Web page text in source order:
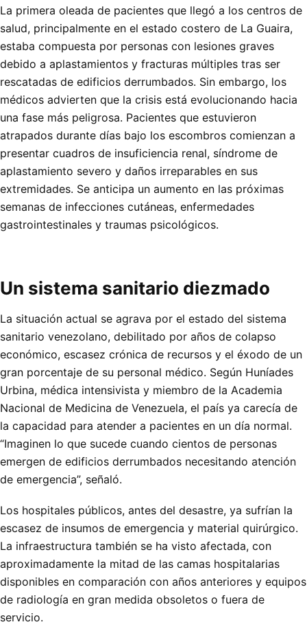
La primera oleada de pacientes que llegó a los centros de
salud, principalmente en el estado costero de La Guaira,
estaba compuesta por personas con lesiones graves
debido a aplastamientos y fracturas múltiples tras ser
rescatadas de edificios derrumbados. Sin embargo, los
médicos advierten que la crisis está evolucionando hacia
una fase más peligrosa. Pacientes que estuvieron
atrapados durante días bajo los escombros comienzan a
presentar cuadros de insuficiencia renal, síndrome de
aplastamiento severo y daños irreparables en sus
extremidades. Se anticipa un aumento en las próximas
semanas de infecciones cutáneas, enfermedades
gastrointestinales y traumas psicológicos.
Un sistema sanitario diezmado
La situación actual se agrava por el estado del sistema
sanitario venezolano, debilitado por años de colapso
económico, escasez crónica de recursos y el éxodo de un
gran porcentaje de su personal médico. Según Huníades
Urbina, médica intensivista y miembro de la Academia
Nacional de Medicina de Venezuela, el país ya carecía de
la capacidad para atender a pacientes en un día normal.
“Imaginen lo que sucede cuando cientos de personas
emergen de edificios derrumbados necesitando atención
de emergencia”, señaló.
Los hospitales públicos, antes del desastre, ya sufrían la
escasez de insumos de emergencia y material quirúrgico.
La infraestructura también se ha visto afectada, con
aproximadamente la mitad de las camas hospitalarias
disponibles en comparación con años anteriores y equipos
de radiología en gran medida obsoletos o fuera de
servicio.